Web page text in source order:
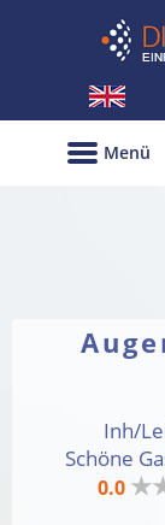
Menü
Inh/
Schöne
0.0